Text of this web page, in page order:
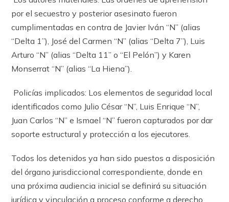
por el secuestro y posterior asesinato fueron
cumplimentadas en contra de Javier Iván “N” (alias
“Delta 1”), José del Carmen “N” (alias “Delta 7”), Luis
Arturo “N” (alias “Delta 11” o “El Pelón”) y Karen
Monserrat “N” (alias “La Hiena”).
Policías implicados: Los elementos de seguridad local
identificados como Julio César “N”, Luis Enrique “N”,
Juan Carlos “N” e Ismael “N” fueron capturados por dar
soporte estructural y protección a los ejecutores.
Todos los detenidos ya han sido puestos a disposición
del órgano jurisdiccional correspondiente, donde en
una próxima audiencia inicial se definirá su situación
jurídica y vinculación a proceso conforme a derecho.